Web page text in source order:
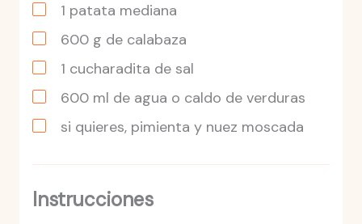
1 patata mediana
600 g de calabaza
1 cucharadita de sal
600 ml de agua o caldo de verduras
si quieres, pimienta y nuez moscada
Instrucciones